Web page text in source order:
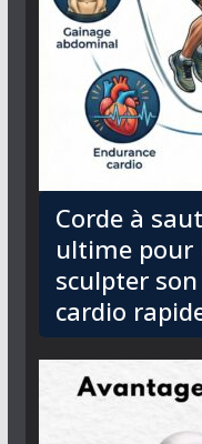
Corde à
ultime pour
sculpter
cardio